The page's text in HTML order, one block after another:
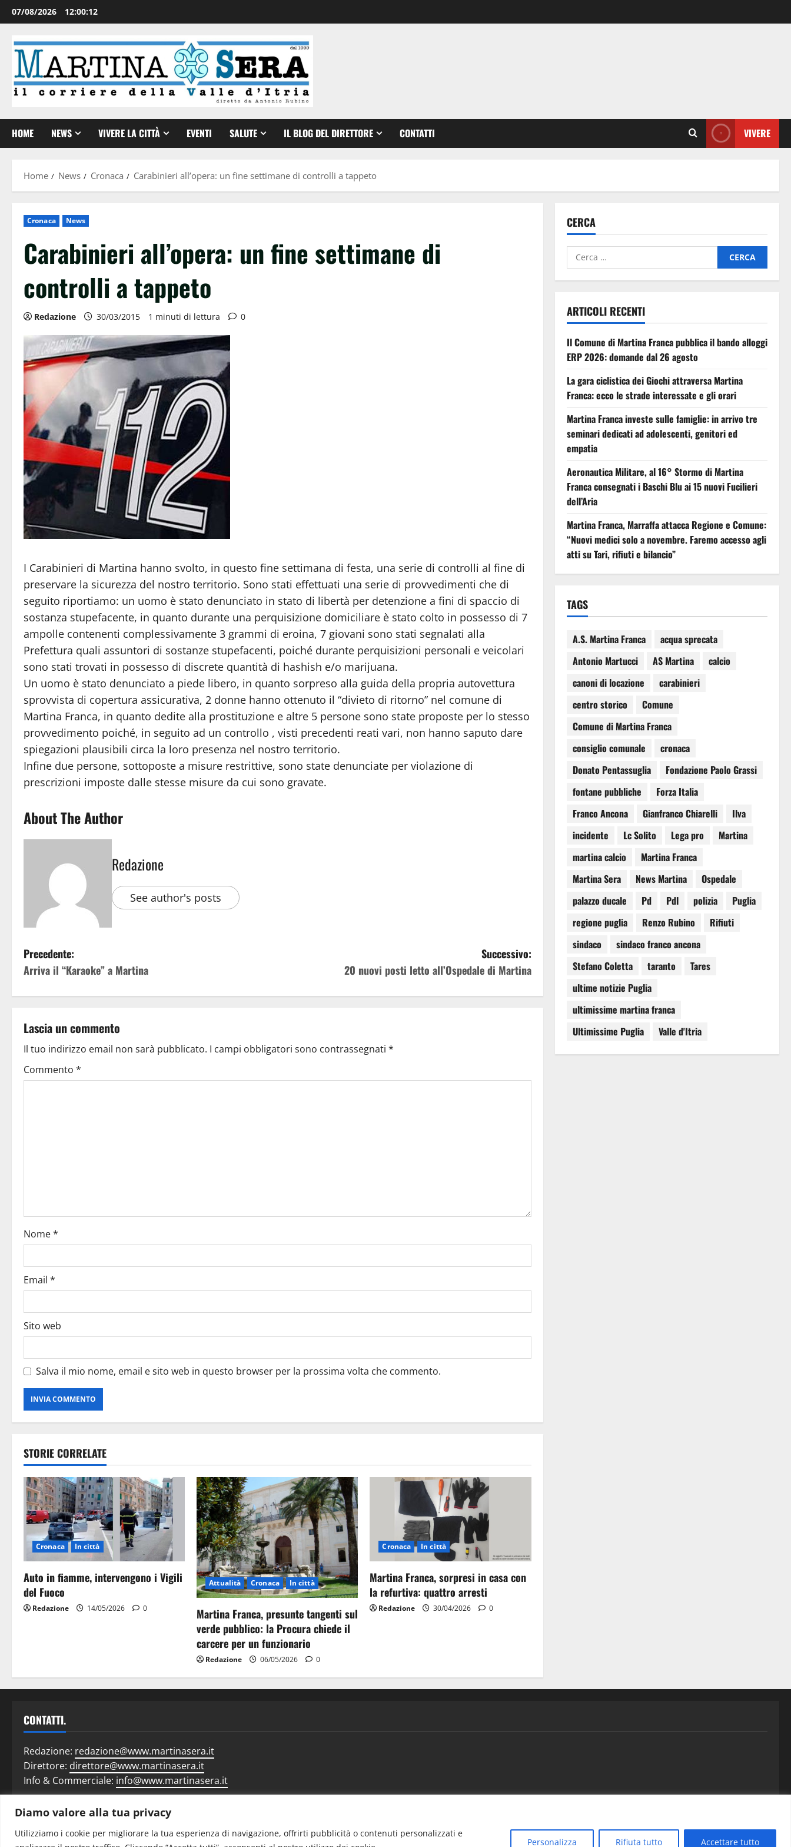
Diamo valore alla tua privacy
Utilizziamo i cookie per migliorare la tua esperienza di navigazione, offrirti pubblicità o contenuti personalizzati e
Personalizza Rifiuta tutto Accettare tutto
07/08/2026 12:00:13
HOME NEWS VIVERE LA CITTÀ EVENTI SALUTE IL BLOG DEL DIRETTORE CONTATTI VIVERE
Home News Cronaca Carabinieri all’opera: un fine settimane di controlli a tappeto
Cronaca News
Carabinieri all’opera: un fine settimane di
controlli a tappeto
Redazione 30/03/2015 1 minuti di lettura 0
I Carabinieri di Martina hanno svolto, in questo fine settimana di festa, una serie di controlli al fine di
preservare la sicurezza del nostro territorio. Sono stati effettuati una serie di provvedimenti che di
seguito riportiamo: un uomo è stato denunciato in stato di libertà per detenzione a fini di spaccio di
sostanza stupefacente, in quanto durante una perquisizione domiciliare è stato colto in possesso di 7
ampolle contenenti complessivamente 3 grammi di eroina, 7 giovani sono stati segnalati alla
Prefettura quali assuntori di sostanze stupefacenti, poiché durante perquisizioni personali e veicolari
sono stati trovati in possesso di discrete quantità di hashish e/o marijuana.
Un uomo è stato denunciato a piede libero, in quanto sorpreso alla guida della propria autovettura
sprovvista di copertura assicurativa, 2 donne hanno ottenuto il “divieto di ritorno” nel comune di
Martina Franca, in quanto dedite alla prostituzione e altre 5 persone sono state proposte per lo stesso
provvedimento poiché, in seguito ad un controllo , visti precedenti reati vari, non hanno saputo dare
spiegazioni plausibili circa la loro presenza nel nostro territorio.
Infine due persone, sottoposte a misure restrittive, sono state denunciate per violazione di
prescrizioni imposte dalle stesse misure da cui sono gravate.
About The Author
Redazione
See author's posts
Precedente:
Arriva il “Karaoke” a Martina
Successivo:
20 nuovi posti letto all’Ospedale di Martina
Lascia un commento
Il tuo indirizzo email non sarà pubblicato. I campi obbligatori sono contrassegnati *
Commento *
Nome*
Email *
Sito web
Salva il mio nome, email e sito web in questo browser per la prossima volta che commento.
STORIE CORRELATE
Cronaca In città
Auto in fiamme, intervengono i Vigili
del Fuoco
Redazione 14/05/2026 0
Attualità Cronaca In città
Martina Franca, presunte tangenti sul
verde pubblico: la Procura chiede il
carcere per un funzionario
Redazione 06/05/2026 0
Cronaca In città
Martina Franca, sorpresi in casa con
la refurtiva: quattro arresti
Redazione 30/04/2026 0
CERCA
ARTICOLI RECENTI
Il Comune di Martina Franca pubblica il bando alloggi
ERP 2026: domande dal 26 agosto
La gara ciclistica dei Giochi attraversa Martina
Franca: ecco le strade interessate e gli orari
Martina Franca investe sulle famiglie: in arrivo tre
seminari dedicati ad adolescenti, genitori ed
empatia
Aeronautica Militare, al 16° Stormo di Martina
Franca consegnati i Baschi Blu ai 15 nuovi Fucilieri
dell’Aria
Martina Franca, Marraffa attacca Regione e Comune:
“Nuovi medici solo a novembre. Faremo accesso agli
atti su Tari, rifiuti e bilancio”
TAGS
A.S. Martina Franca
acqua sprecata
Antonio Martucci
AS Martina
calcio
canoni di locazione
carabinieri
centro storico
Comune
Comune di Martina Franca
consiglio comunale
cronaca
Donato Pentassuglia
Fondazione Paolo Grassi
fontane pubbliche
Forza Italia
Franco Ancona
Gianfranco Chiarelli
Ilva
incidente
Lc Solito Lega pro
Martina
martina calcio
Martina Franca
Martina Sera
News Martina
Ospedale
palazzo ducale
Pd Pdl polizia
Puglia
regione puglia
Renzo Rubino
Rifiuti
sindaco
sindaco franco ancona
Stefano Coletta
taranto
Tares
ultime notizie Puglia
ultimissime martina franca
Ultimissime Puglia
Valle d'Itria
CONTATTI.
Redazione: redazione@www.martinasera.it
Direttore: direttore@www.martinasera.it
Info & Commerciale: info@www.martinasera.it